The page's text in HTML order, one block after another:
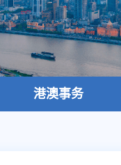
港澳事务